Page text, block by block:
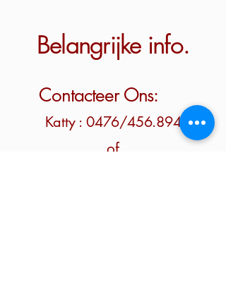
Belangrijke info.
Contacteer Ons:
Katty : 0476/456.894
of